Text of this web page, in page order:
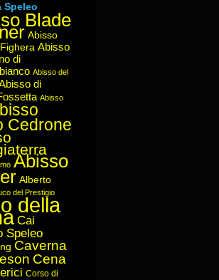
Speleo
Blade
Abisso
Abisso
di
Abisso del
di
Abisso
Cedrone
Abisso
Alberto
del Prestigio
della
Cai
Speleo
Caverna
Cena
Corso di